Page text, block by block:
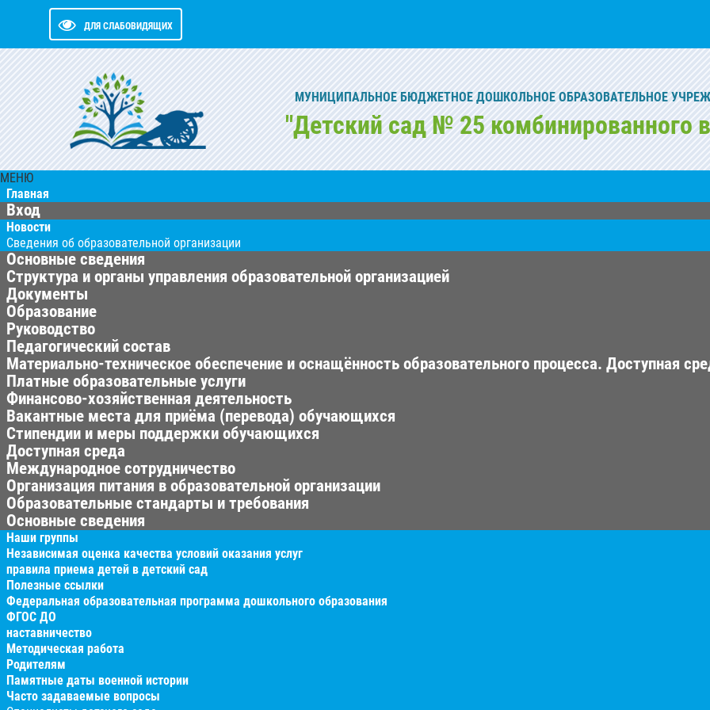
ДЛЯ СЛАБОВИДЯЩИХ
МУНИЦИПАЛЬНОЕ БЮДЖЕТНОЕ ДОШКОЛЬНОЕ ОБРАЗОВАТЕЛЬНОЕ
"Детский сад № 25 комбинированного
МЕНЮ
Главная
Вход
Новости
Сведения об образовательной организации
Основные сведения
Структура и органы управления образовательной организацией
Документы
Образование
Руководство
Педагогический состав
Материально-техническое обеспечение и оснащённость образовательного процесса. Доступная
Платные образовательные услуги
Финансово-хозяйственная деятельность
Вакантные места для приёма (перевода) обучающихся
Стипендии и меры поддержки обучающихся
Доступная среда
Международное сотрудничество
Организация питания в образовательной организации
Образовательные стандарты и требования
Основные сведения
Наши группы
Независимая оценка качества условий оказания услуг
правила приема детей в детский сад
Полезные ссылки
Федеральная образовательная программа дошкольного образования
ФГОС ДО
наставничество
Методическая работа
Родителям
Памятные даты военной истории
Часто задаваемые вопросы